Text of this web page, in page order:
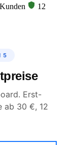
12
5
Erst-
ab 30 €, 12